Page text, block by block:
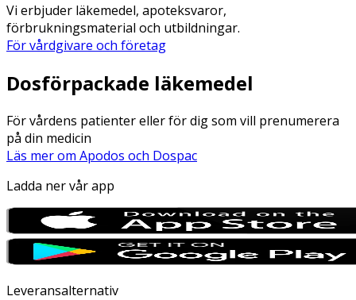
Vi erbjuder läkemedel, apoteksvaror,
förbrukningsmaterial och utbildningar.
För vårdgivare och företag
Dosförpackade läkemedel
För vårdens patienter eller för dig som vill prenumerera
på din medicin
Läs mer om Apodos och Dospac
Ladda ner vår app
Leveransalternativ